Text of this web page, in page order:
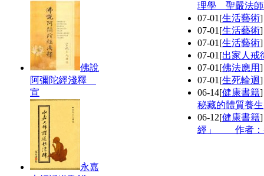
佛說
阿彌陀經淺釋
宣
永嘉
理學 聖嚴法
07-01 [生活藝術
07-01 [生活藝術
07-01 [生活藝術
07-01 [出家人戒
07-01 [佛法應用
07-01 [生死輪迴
06-14[健康書籍
秘藏的體質養
06-12[健康書籍
經」 作者：